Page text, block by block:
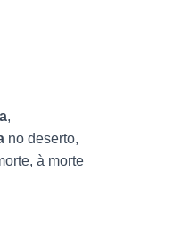
,
no deserto,
à morte